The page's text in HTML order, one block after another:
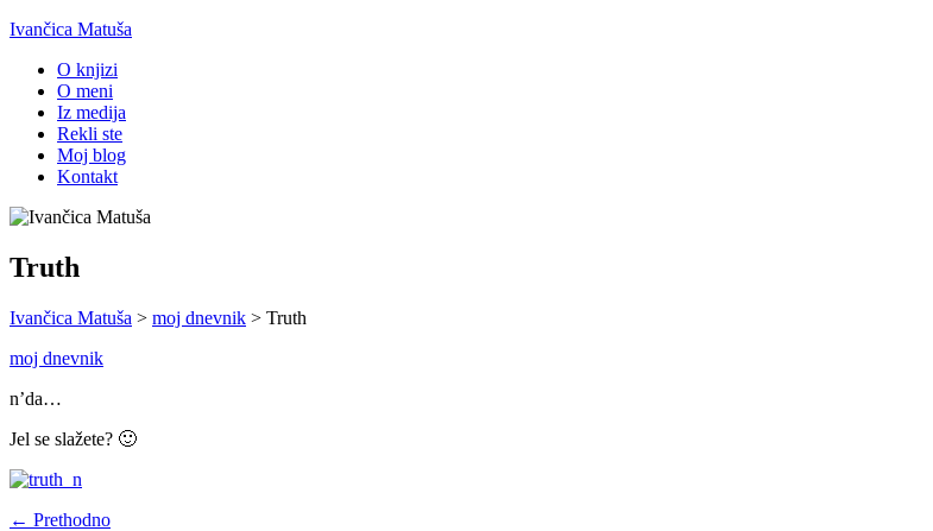
Ivančica Matuša
O knjizi
O meni
Iz medija
Rekli ste
Moj blog
Kontakt
Truth
Ivančica Matuša > moj dnevnik > Truth
moj dnevnik
n’da…
Jel se slažete? 🙂
← Prethodno